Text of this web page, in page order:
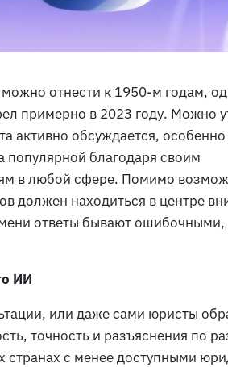
отнести к 1950-м годам,
примерно в 2023 году. Можно
активно обсуждается,
популярной благодаря своим
в любой сфере. Помимо
должен находиться в центре
ответы бывают ошибочными,
ИИ
или даже сами юристы
точность и разъяснения по
с менее доступными